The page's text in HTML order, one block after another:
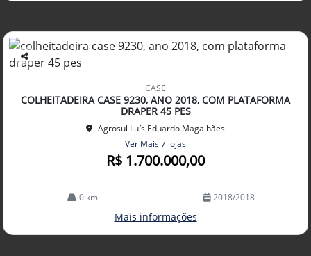
Co
arti
lhe
CASE
COLHEITADEIRA CASE 9230, ANO 2018, COM PLATAFORMA
DRAPER 45 PES
Agrosul Luís Eduardo Magalhães
Ver Mais 7 lojas
R$ 1.700.000,00
0 km 2018/2018
Mais informações